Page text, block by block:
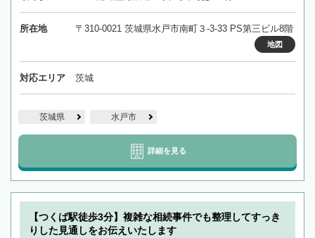
所在地 〒310-0021 茨城県水戸市南町３-3-33 PS第三ビル8階
地図
対応エリア 茨城
茨城県 水戸市
詳細を見る
【つくば駅徒歩3分】複雑な相続事件でも整理してすっき
りした見通しをお伝えいたします